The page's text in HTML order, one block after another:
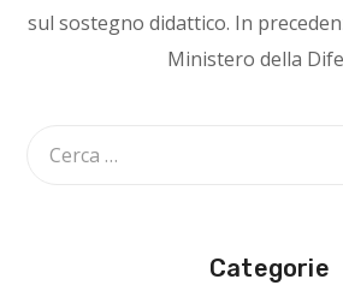
sul sostegno didattico. In
Ministero della
Categorie